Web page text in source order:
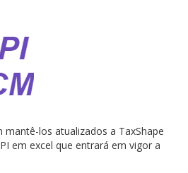
mantê-los atualizados a TaxShape
em excel que entrará em vigor a